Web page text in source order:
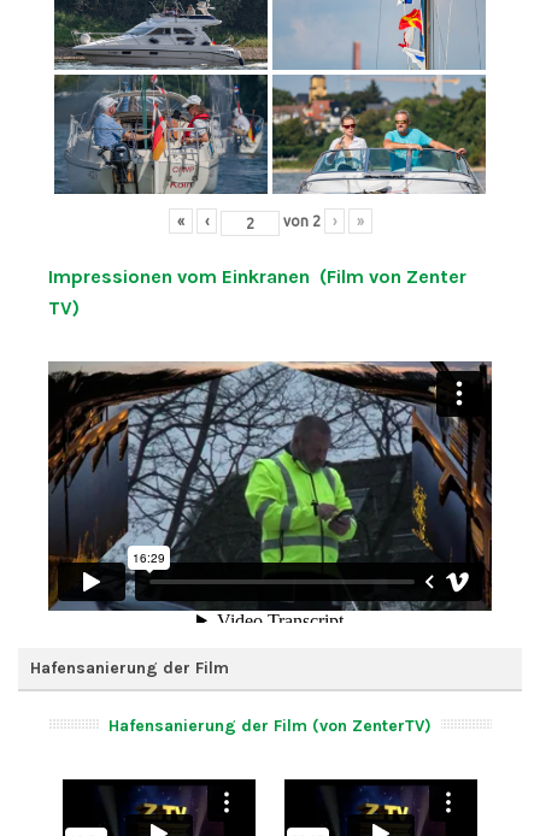
« ‹ von 2 › »
Impressionen vom Einkranen (Film von Zenter
TV)
Hafensanierung der Film
Hafensanierung der Film (von ZenterTV)